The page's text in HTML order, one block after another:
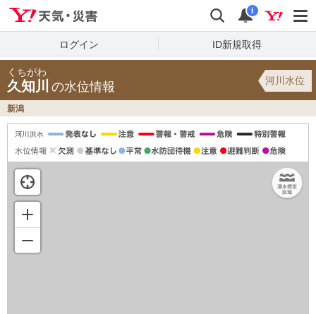
検索 通知
i
ログイン ID新規取得
くちがわ
久知川 の水位情報 河川水位
新潟